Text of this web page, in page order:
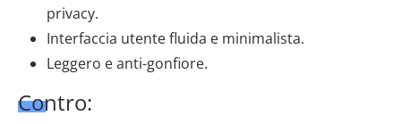
privacy.
Interfaccia utente fluida e minimalista.
Leggero e anti-gonfiore.
Contro: